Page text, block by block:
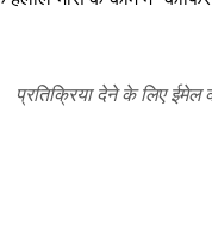
प्रतिक्रिया देने के लिए